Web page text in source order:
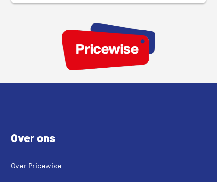
Over ons
Over Pricewise